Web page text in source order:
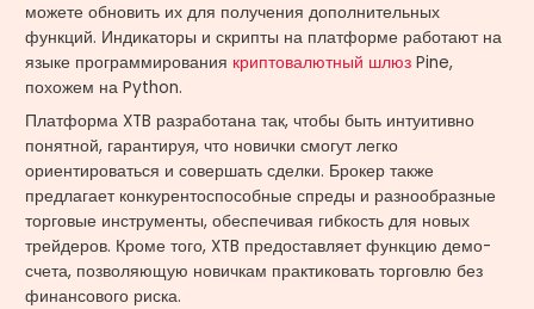
можете обновить их для получения дополнительных
функций. Индикаторы и скрипты на платформе работают на
языке программирования криптовалютный шлюз Pine,
похожем на Python.
Платформа XTB разработана так, чтобы быть интуитивно
понятной, гарантируя, что новички смогут легко
ориентироваться и совершать сделки. Брокер также
предлагает конкурентоспособные спреды и разнообразные
торговые инструменты, обеспечивая гибкость для новых
трейдеров. Кроме того, XTB предоставляет функцию демо-
счета, позволяющую новичкам практиковать торговлю без
финансового риска.